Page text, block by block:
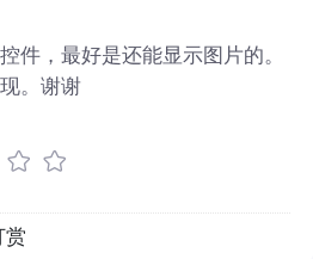
件，最好是还能显示图片的。
。谢谢
赏